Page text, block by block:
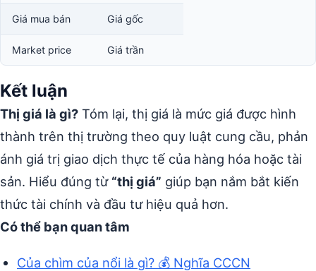
Giá mua bán Giá gốc
Market price Giá trần
Kết luận
Thị giá là gì? Tóm lại, thị giá là mức giá được hình
thành trên thị trường theo quy luật cung cầu, phản
ánh giá trị giao dịch thực tế của hàng hóa hoặc tài
sản. Hiểu đúng từ “thị giá” giúp bạn nắm bắt kiến
thức tài chính và đầu tư hiệu quả hơn.
Có thể bạn quan tâm
Của chìm của nổi là gì? 💰 Nghĩa CCCN